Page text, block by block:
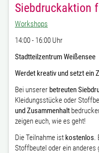
Siebdruckaktion
Workshops
14:00 - 16:00 Uhr
Stadtteilzentrum Weißensee
Werdet kreativ und setzt ein
Bei unserer betreuten
Kleidungsstücke oder
und Zusammenhalt
zeigen euch, wie es geht!
Die Teilnahme ist kostenlos.
Stoffbeutel oder ein anderes